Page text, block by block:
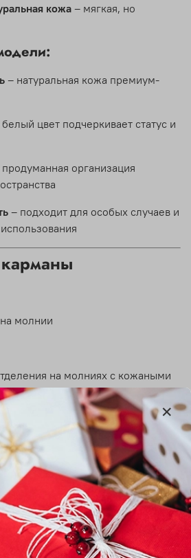
кожа – мягкая, но
– натуральная кожа премиум-
цвет подчеркивает статус и
организация
– подходит для особых случаев и
молнии
на молниях с кожаными
внутри